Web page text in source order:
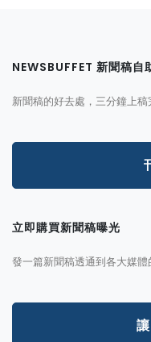
NEWSBUFFET 新聞稿自
新聞稿的好去處，三分鐘上
立即購買新聞稿曝光
發一篇新聞稿透通到各大媒體